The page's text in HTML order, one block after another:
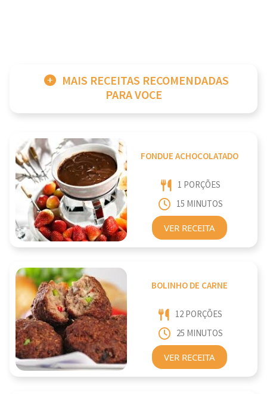
MAIS RECEITAS RECOMENDADAS
PARA VOCE
FONDUE ACHOCOLATADO
1 PORÇÕES
15 MINUTOS
VER RECEITA
BOLINHO DE CARNE
12 PORÇÕES
25 MINUTOS
VER RECEITA